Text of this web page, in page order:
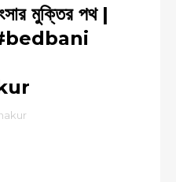
মুক্তির পথ |
#bedbani